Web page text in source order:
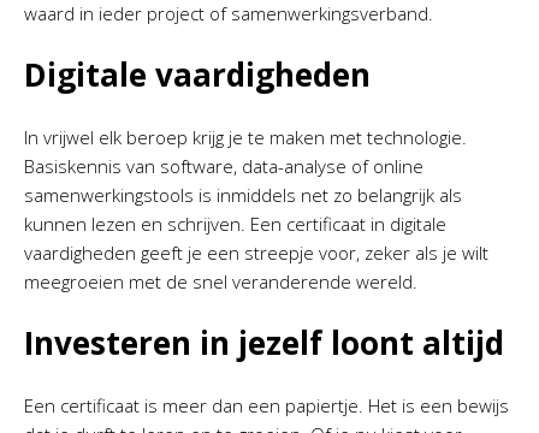
waard in ieder project of samenwerkingsverband.
Digitale vaardigheden
In vrijwel elk beroep krijg je te maken met technologie.
Basiskennis van software, data-analyse of online
samenwerkingstools is inmiddels net zo belangrijk als
kunnen lezen en schrijven. Een certificaat in digitale
vaardigheden geeft je een streepje voor, zeker als je wilt
meegroeien met de snel veranderende wereld.
Investeren in jezelf loont altijd
Een certificaat is meer dan een papiertje. Het is een bewijs